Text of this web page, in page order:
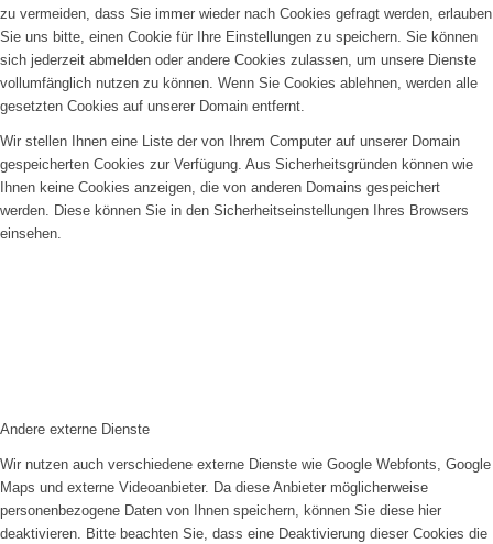
zu vermeiden, dass Sie immer wieder nach Cookies gefragt werden, erlauben
Sie uns bitte, einen Cookie für Ihre Einstellungen zu speichern. Sie können
sich jederzeit abmelden oder andere Cookies zulassen, um unsere Dienste
vollumfänglich nutzen zu können. Wenn Sie Cookies ablehnen, werden alle
gesetzten Cookies auf unserer Domain entfernt.
Wir stellen Ihnen eine Liste der von Ihrem Computer auf unserer Domain
gespeicherten Cookies zur Verfügung. Aus Sicherheitsgründen können wie
Ihnen keine Cookies anzeigen, die von anderen Domains gespeichert
werden. Diese können Sie in den Sicherheitseinstellungen Ihres Browsers
einsehen.
Andere externe Dienste
Wir nutzen auch verschiedene externe Dienste wie Google Webfonts, Google
Maps und externe Videoanbieter. Da diese Anbieter möglicherweise
personenbezogene Daten von Ihnen speichern, können Sie diese hier
deaktivieren. Bitte beachten Sie, dass eine Deaktivierung dieser Cookies die